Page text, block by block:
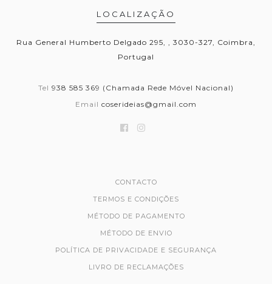
LOCALIZAÇÃO
Rua General Humberto Delgado 295, , 3030-327, Coimbra,
Portugal
Tel 938 585 369 (Chamada Rede Móvel Nacional)
Email coserideias@gmail.com
CONTACTO
TERMOS E CONDIÇÕES
MÉTODO DE PAGAMENTO
MÉTODO DE ENVIO
POLÍTICA DE PRIVACIDADE E SEGURANÇA
LIVRO DE RECLAMAÇÕES